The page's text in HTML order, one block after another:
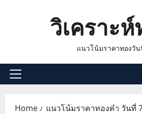
วิเคราะ
แนวโน้มราคาทองวั
Primary
Home แนวโน้มราคาทองคำ วันที่